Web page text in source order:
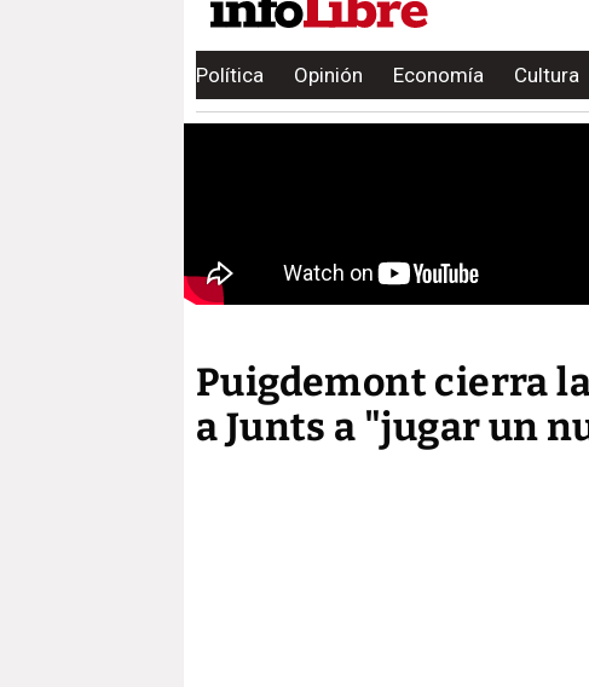
Política Opinión Economía Cultura
Puigdemont cierra
a Junts a "jugar un